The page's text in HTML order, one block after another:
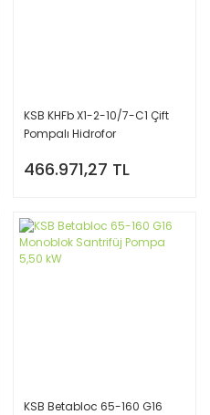
KSB KHFb X1-2-10/7-C1 Çift
Pompalı Hidrofor
466.971,27 TL
KSB Betabloc 65-160 G16